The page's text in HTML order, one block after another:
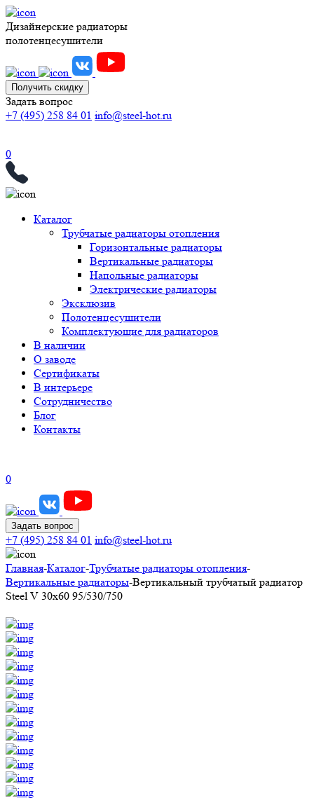
Дизайнерские радиаторы
полотенцесушители
Получить скидку
Задать вопрос
+7 (495) 258 84 01 info@steel-hot.ru
0
Каталог
Трубчатые радиаторы отопления
Горизонтальные радиаторы
Вертикальные радиаторы
Напольные радиаторы
Электрические радиаторы
Эксклюзив
Полотенцесушители
Комплектующие для радиаторов
В наличии
О заводе
Сертификаты
В интерьере
Сотрудничество
Блог
Контакты
0
Задать вопрос
+7 (495) 258 84 01 info@steel-hot.ru
Главная-Каталог-Трубчатые радиаторы отопления-
Вертикальные радиаторы-Вертикальный трубчатый радиатор
Steel V 30х60 95/530/750